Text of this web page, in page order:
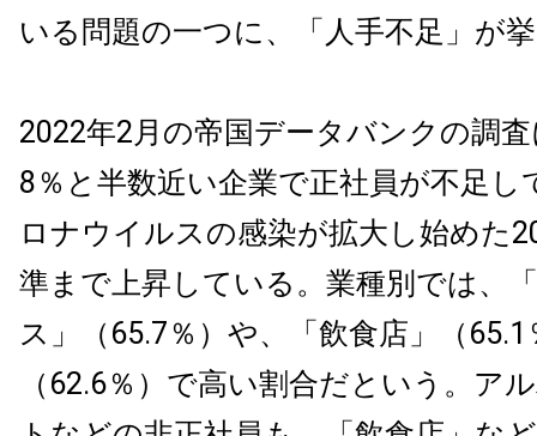
いる問題の一つに、「人手不足」が
2022年2月の帝国データバンクの調
8％と半数近い企業で正社員が不足し
ロナウイルスの感染が拡大し始めた
準まで上昇している。業種別では、
ス」（65.7％）や、「飲食店」（
（62.6％）で高い割合だという。ア